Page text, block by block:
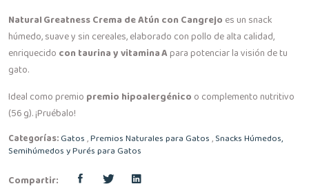
Natural Greatness Crema de Atún con Cangrejo es un snack
húmedo, suave y sin cereales, elaborado con pollo de alta calidad,
enriquecido con taurina y vitamina Apara potenciar la visión de tu
gato.
Ideal como premio premio hipoalergénico o complemento nutritivo
(56 g). ¡Pruébalo!
Categorías:Gatos,Premios Naturales para Gatos,Snacks Húmedos,
Semihúmedos y Purés para Gatos
Compartir: